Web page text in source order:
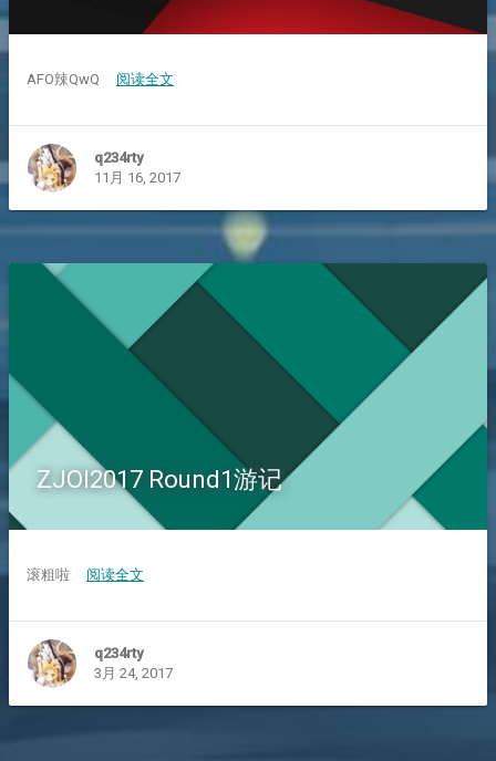
AFO辣QwQ 阅读全文
q234rty
11月 16, 2017
ZJOI2017 Round1游记
滚粗啦 阅读全文
q234rty
3月 24, 2017